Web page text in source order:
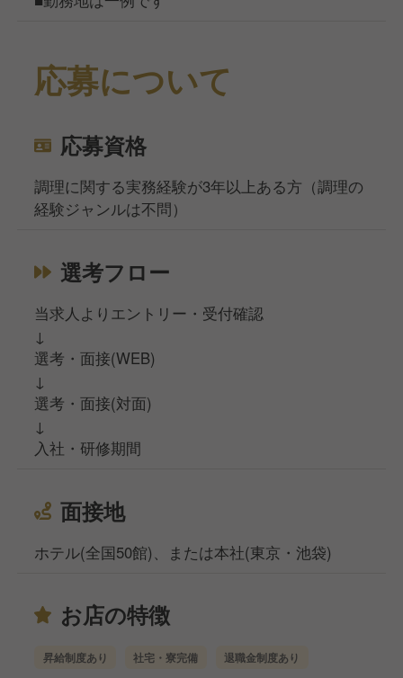
応募について
応募資格
調理に関する実務経験が3年以上ある方（調理の
経験ジャンルは不問）
選考フロー
当求人よりエントリー・受付確認
↓
選考・面接(WEB)
↓
選考・面接(対面)
↓
入社・研修期間
面接地
ホテル(全国50館)、または本社(東京・池袋)
お店の特徴
昇給制度あり 社宅・寮完備 退職金制度あり